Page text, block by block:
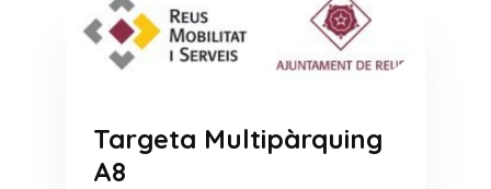
Targeta Multipàrquing
A8